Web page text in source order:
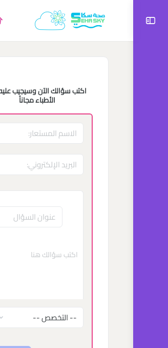
اكتب سؤالك الآن وسيجيب
الأطباء مجاناً